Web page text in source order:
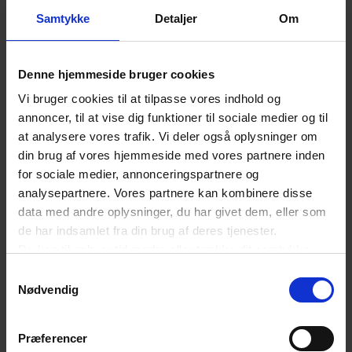
Samtykke Detaljer Om
Denne hjemmeside bruger cookies
Vi bruger cookies til at tilpasse vores indhold og
annoncer, til at vise dig funktioner til sociale medier og til
at analysere vores trafik. Vi deler også oplysninger om
din brug af vores hjemmeside med vores partnere inden
for sociale medier, annonceringspartnere og
analysepartnere. Vores partnere kan kombinere disse
data med andre oplysninger, du har givet dem, eller som
de har indsamlet fra din brug af deres tjenester.
hjørne på websitet.
Nødvendig
Præferencer
Fresh.Land ApS
Lisa Dalsgaard, founder & CEO,
GoodiePack.com
Pernille Sandberg Bech, founder & CEO,
Goodtalks
Le Gammeltoft, founder & CEO, Heartsbeats
Stine Schulz, founder & CEO, Learningbank.io
Johanne Staugaard Johansen, CEO, Maple